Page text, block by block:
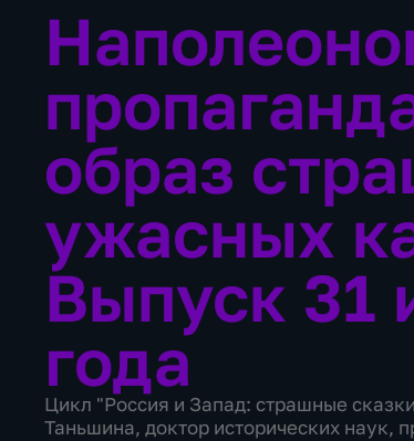
образ
ужасных
Выпуск 31
года
Цикл "Россия и Запад: страшные
Таньшина, доктор исторических наук,